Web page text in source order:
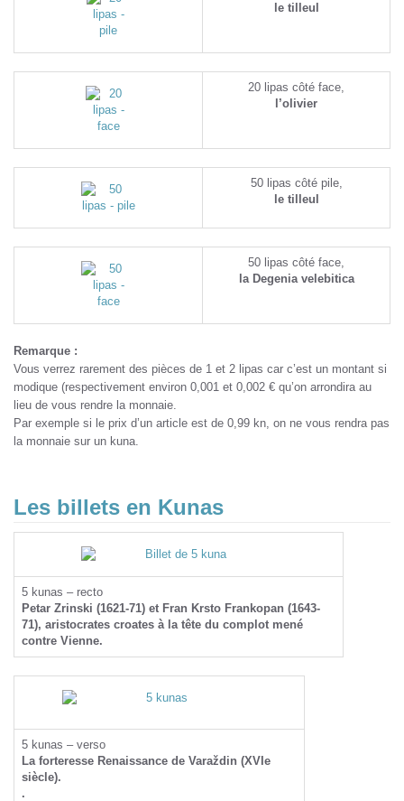
le tilleul
20 lipas côté face,
l’olivier
50 lipas côté pile,
le tilleul
50 lipas côté face,
la Degenia velebitica
Remarque :
Vous verrez rarement des pièces de 1 et 2 lipas car c’est un montant si
modique (respectivement environ 0,001 et 0,002 € qu’on arrondira au
lieu de vous rendre la monnaie.
Par exemple si le prix d’un article est de 0,99 kn, on ne vous rendra pas
la monnaie sur un kuna.
Les billets en Kunas
5 kunas – recto
Petar Zrinski (1621-71) et Fran Krsto Frankopan (1643-
71), aristocrates croates à la tête du complot mené
contre Vienne.
5 kunas – verso
La forteresse Renaissance de Varaždin (XVIe
siècle).
.